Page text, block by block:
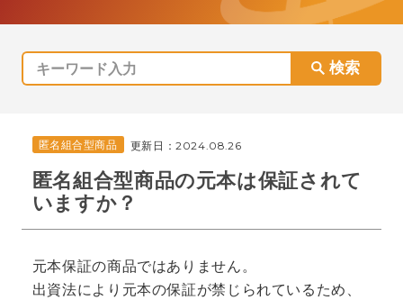
お問い合わせ 会員登録 ログイン
サービス紹介
商品一覧
KAFコミック
ご利用ガイド
匿名組合型商品 更新日：2024.08.26
匿名組合型商品の元本は保証されて
いますか？
元本保証の商品ではありません。
出資法により元本の保証が禁じられているため、